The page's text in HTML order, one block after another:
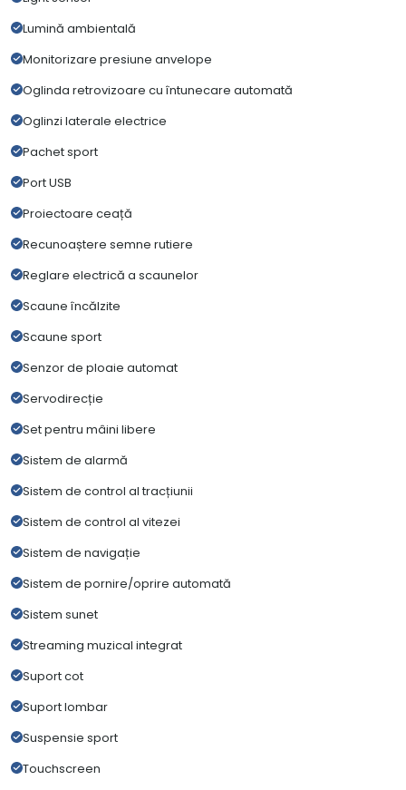
Lumină ambientală
Monitorizare presiune anvelope
Oglinda retrovizoare cu întunecare automată
Oglinzi laterale electrice
Pachet sport
Port USB
Proiectoare ceață
Recunoaștere semne rutiere
Reglare electrică a scaunelor
Scaune încălzite
Scaune sport
Senzor de ploaie automat
Servodirecție
Set pentru mâini libere
Sistem de alarmă
Sistem de control al tracțiunii
Sistem de control al vitezei
Sistem de navigație
Sistem de pornire/oprire automată
Sistem sunet
Streaming muzical integrat
Suport cot
Suport lombar
Suspensie sport
Touchscreen